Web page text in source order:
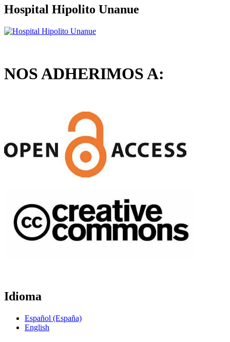
Hospital Hipolito Unanue
NOS ADHERIMOS A:
Idioma
Español (España)
English